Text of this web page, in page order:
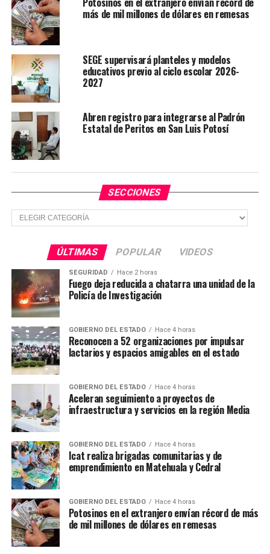
productores de las cuatro regiones.
TEMAS RELACIONADOS
YA VIENE
Gobierno estatal refuerza vínculo con Coparmex para el
desarrollo
Gobierno estatal impulsa talento científico potosino a
nivel mundial
más de mil millones de dólares en remesas
SEGE supervisará planteles y modelos
educativos previo al ciclo escolar 2026-
2027
Abren registro para integrarse al Padrón
Estatal de Peritos en San Luis Potosí
SECCIONES
Secciones
ÚLTIMAS POPULAR VIDEOS
SEGURIDAD Hace 2 horas
Fuego deja reducida a chatarra una unidad de la
Policía de Investigación
GOBIERNO DEL ESTADO Hace 4 horas
Reconocen a 52 organizaciones por impulsar
lactarios y espacios amigables en el estado
GOBIERNO DEL ESTADO Hace 4 horas
Aceleran seguimiento a proyectos de
infraestructura y servicios en la región Media
GOBIERNO DEL ESTADO Hace 4 horas
Icat realiza brigadas comunitarias y de
emprendimiento en Matehuala y Cedral
GOBIERNO DEL ESTADO Hace 4 horas
Potosinos en el extranjero envían récord de más
de mil millones de dólares en remesas